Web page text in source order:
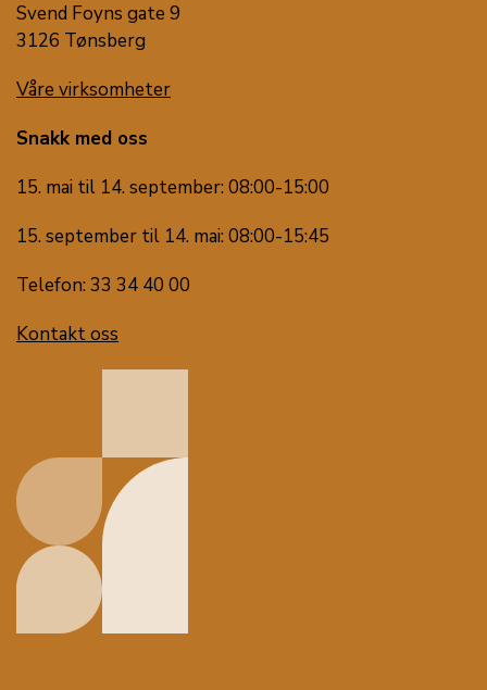
Svend Foyns gate 9
3126 Tønsberg
Våre virksomheter
Snakk med oss
15. mai til 14. september: 08:00-15:00
15. september til 14. mai: 08:00-15:45
Telefon: 33 34 40 00
Kontakt oss